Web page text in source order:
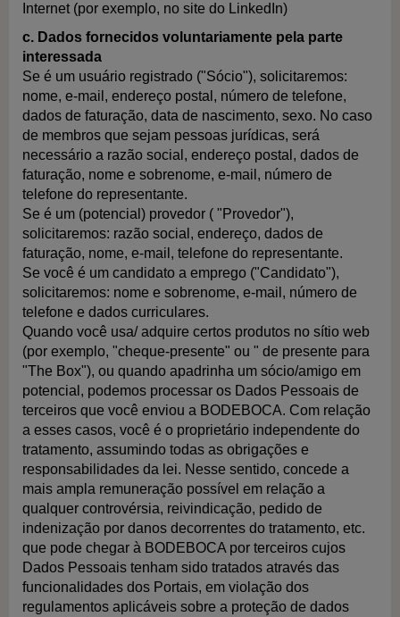
Internet (por exemplo, no site do LinkedIn)
c. Dados fornecidos voluntariamente pela parte
interessada
Se é um usuário registrado ("Sócio"), solicitaremos:
nome, e-mail, endereço postal, número de telefone,
dados de faturação, data de nascimento, sexo. No caso
de membros que sejam pessoas jurídicas, será
necessário a razão social, endereço postal, dados de
faturação, nome e sobrenome, e-mail, número de
telefone do representante.
Se é um (potencial) provedor ( "Provedor"),
solicitaremos: razão social, endereço, dados de
faturação, nome, e-mail, telefone do representante.
Se você é um candidato a emprego ("Candidato"),
solicitaremos: nome e sobrenome, e-mail, número de
telefone e dados curriculares.
Quando você usa/ adquire certos produtos no sítio web
(por exemplo, "cheque-presente" ou " de presente para
"The Box"), ou quando apadrinha um sócio/amigo em
potencial, podemos processar os Dados Pessoais de
terceiros que você enviou a BODEBOCA. Com relação
a esses casos, você é o proprietário independente do
tratamento, assumindo todas as obrigações e
responsabilidades da lei. Nesse sentido, concede a
mais ampla remuneração possível em relação a
qualquer controvérsia, reivindicação, pedido de
indenização por danos decorrentes do tratamento, etc.
que pode chegar à BODEBOCA por terceiros cujos
Dados Pessoais tenham sido tratados através das
funcionalidades dos Portais, em violação dos
regulamentos aplicáveis sobre a proteção de dados